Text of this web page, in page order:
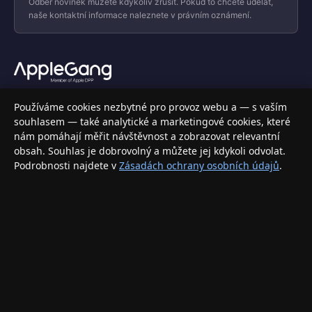
naše kontaktní informace naleznete v právním oznámení.
Váš specializovaný obchod s Apple produkty, příslušenstvím a
elektronikou. Nakupujte bezpečně a s jistotou.
INFORMACE
Doprava a doručení
Používáme cookies nezbytné pro provoz webu a — s vaším
souhlasem — také analytické a marketingové cookies, které
nám pomáhají měřit návštěvnost a zobrazovat relevantní
obsah. Souhlas je dobrovolný a můžete jej kdykoli odvolat.
Podrobnosti najdete v Zásadách ochrany osobních údajů.